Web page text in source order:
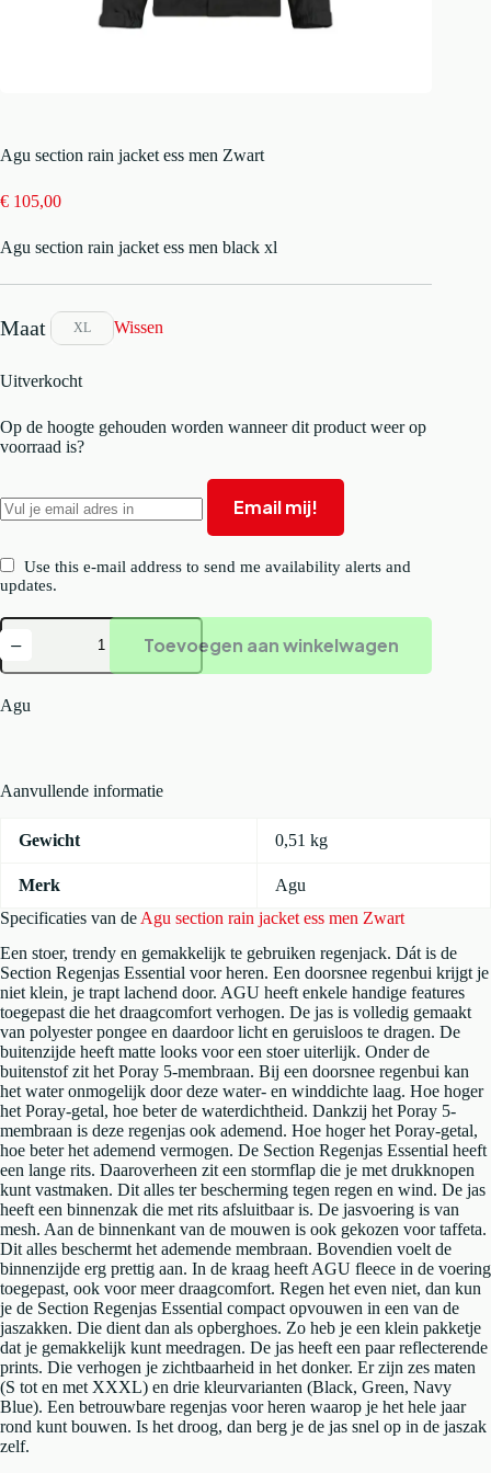
Agu section rain jacket ess men Zwart
€ 105,00
Agu section rain jacket ess men black xl
XL Wissen
Uitverkocht
Op de hoogte gehouden worden wanneer dit product weer op
voorraad is?
Email mij!
Use this e-mail address to send me availability alerts and
updates.
Agu
section
rain
ess
men
Toevoegen aan winkelwagen
Agu
Specificaties van de Agu section rain jacket ess men Zwart
Een stoer, trendy en gemakkelijk te gebruiken regenjack. Dát is de
Section Regenjas Essential voor heren. Een doorsnee regenbui krijgt je
niet klein, je trapt lachend door. AGU heeft enkele handige features
toegepast die het draagcomfort verhogen. De jas is volledig gemaakt
van polyester pongee en daardoor licht en geruisloos te dragen. De
buitenzijde heeft matte looks voor een stoer uiterlijk. Onder de
buitenstof zit het Poray 5-membraan. Bij een doorsnee regenbui kan
het water onmogelijk door deze water- en winddichte laag. Hoe hoger
het Poray-getal, hoe beter de waterdichtheid. Dankzij het Poray 5-
membraan is deze regenjas ook ademend. Hoe hoger het Poray-getal,
hoe beter het ademend vermogen. De Section Regenjas Essential heeft
een lange rits. Daaroverheen zit een stormflap die je met drukknopen
kunt vastmaken. Dit alles ter bescherming tegen regen en wind. De jas
heeft een binnenzak die met rits afsluitbaar is. De jasvoering is van
mesh. Aan de binnenkant van de mouwen is ook gekozen voor taffeta.
Dit alles beschermt het ademende membraan. Bovendien voelt de
binnenzijde erg prettig aan. In de kraag heeft AGU fleece in de voering
toegepast, ook voor meer draagcomfort. Regen het even niet, dan kun
je de Section Regenjas Essential compact opvouwen in een van de
jaszakken. Die dient dan als opberghoes. Zo heb je een klein pakketje
dat je gemakkelijk kunt meedragen. De jas heeft een paar reflecterende
prints. Die verhogen je zichtbaarheid in het donker. Er zijn zes maten
(S tot en met XXXL) en drie kleurvarianten (Black, Green, Navy
Blue). Een betrouwbare regenjas voor heren waarop je het hele jaar
rond kunt bouwen. Is het droog, dan berg je de jas snel op in de jaszak
zelf.
Aanvullende informatie
Gewicht 0,51 kg
Merk Agu